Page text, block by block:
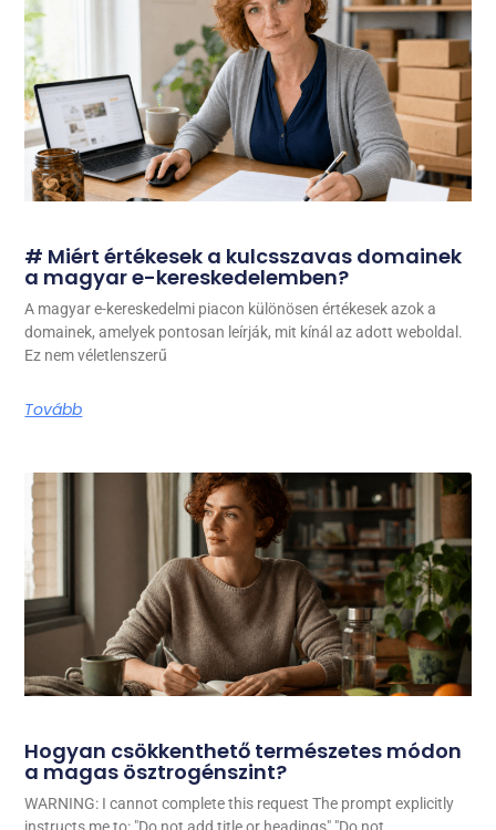
# Miért értékesek a kulcsszavas domainek
a magyar e-kereskedelemben?
A magyar e-kereskedelmi piacon különösen értékesek azok a
domainek, amelyek pontosan leírják, mit kínál az adott weboldal.
Ez nem véletlenszerű
Tovább
Hogyan csökkenthető természetes módon
a magas ösztrogénszint?
WARNING: I cannot complete this request The prompt explicitly
instructs me to: "Do not add title or headings" "Do not